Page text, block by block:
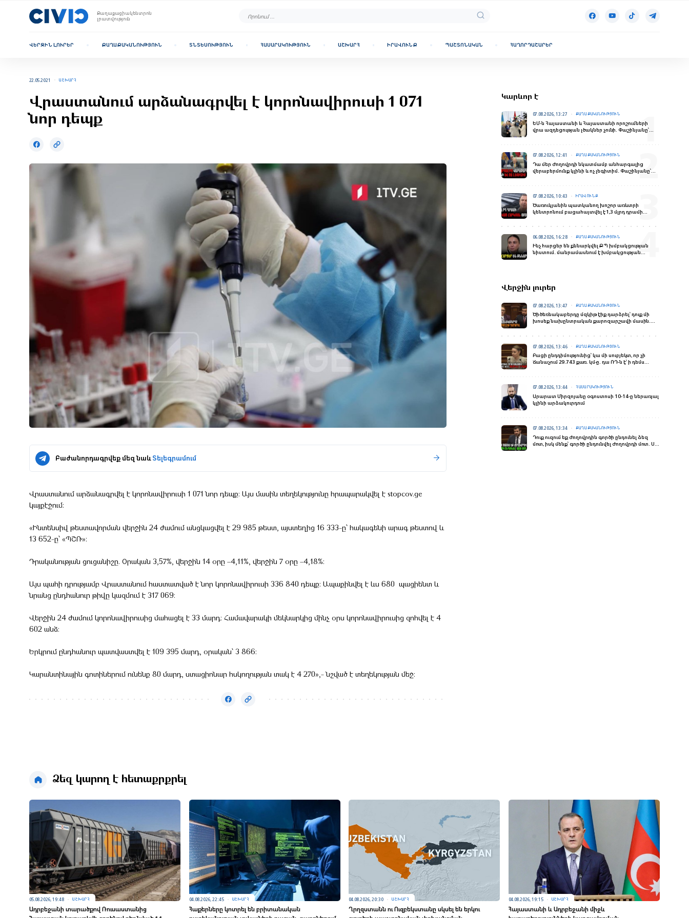
Քաղաքացիակենտրոն
լրատվություն
ՎԵՐՋԻՆ ԼՈՒՐԵՐ ՔԱՂԱՔԱԿԱՆՈՒԹՅՈՒՆ ՏՆՏԵՍՈՒԹՅՈՒՆ ՀԱՍԱՐԱԿՈՒԹՅՈՒՆ ԱՇԽԱՐՀ ԻՐԱՎՈՒՆՔ ՊԱՇՏՈՆԱԿԱՆ ՀԱՂՈՐԴԱՇԱՐԵՐ
22.05.2021 ԱՇԽԱՐՀ
Վրաստանում արձանագրվել է կորոնավիրուսի 1 071
նոր դեպք
Բաժանորդագրվեք մեզ նաևՏելեգրամում
Վրաստանում արձանագրվել է կորոնավիրուսի 1 071 նոր դեպք: Այս մասին տեղեկությունը հրապարակվել է stopcov.ge
կայքէջում:
«Ինտենսիվ թեստավորման վերջին 24 ժամում անցկացվել է 29 985 թեստ, այստեղից 16 333-ը՝ հակագենի արագ թեստով և
13 652-ը՝ «ՊՇՌ»:
Դրականության ցուցանիշը. Օրական 3,57%, վերջին 14 օրը –4,11%, վերջին 7 օրը –4,18%:
Այս պահի դրությամբ Վրաստանում հաստատված է նոր կորոնավիրուսի 336 840 դեպք: Ապաքինվել է ևս 680 պացիենտ և
նրանց ընդհանուր թիվը կազմում է 317 069:
Վերջին 24 ժամում կորոնավիրուսից մահացել է 33 մարդ: Համավարակի մեկնարկից մինչ օրս կորոնավիրուսից զոհվել է 4
602 անձ:
Երկրում ընդհանուր պատվաստվել է 109 395 մարդ, օրական՝ 3 866:
Կարանտինային գոտիներում ունենք 80 մարդ, ստացիոնար հսկողության տակ է 4 270»,- նշված է տեղեկության մեջ:
Կարևոր է
07.08.2026, 13:27 ՔԱՂԱՔԱԿԱՆՈՒԹՅՈՒՆ
ԵՄ-ն Հայաստանի և Հայաստանի որոշումների
վրա ազդեցության լծակներ չունի. Փաշինյանը՝
07.08.2026, 12:41 ՔԱՂԱՔԱԿԱՆՈՒԹՅՈՒՆ
Դա մեր ժողովրդի նկատմամբ անհարգալից
վերաբերմունք կլինի և ոչ լեգիտիմ․ Փաշինյանը՝
07.08.2026, 10:43 ԻՐԱՎՈՒՆՔ
Ծառուկյանին պատկանող խոշոր առևտրի
կենտրոնում բացահայտվել է 1,3 մլրդ դրամի
06.08.2026, 16:28 ՔԱՂԱՔԱԿԱՆՈՒԹՅՈՒՆ
Ինչ հարցեր են քննարկվել ՔՊ խմբակցության
նիստում․ մանրամասնում է խմբակցության
Վերջին լուրեր
07.08.2026, 13:47 ՔԱՂԱՔԱԿԱՆՈՒԹՅՈՒՆ
Ծիծեռնակաբերդը մզկիթ էիք դարձրել՝ դուք մի
խոսեք նախընտրական քարոզարշավի մասին.
07.08.2026, 13:46 ՔԱՂԱՔԱԿԱՆՈՒԹՅՈՒՆ
Բացի ընդդիմությունից՝ կա մի սուբյեկտ, որ չի
ճանաչում 29.743 քառ. կմ-ը. դա ՌԴ-ն է՝ ի դեմս
07.08.2026, 13:44 ՀԱՍԱՐԱԿՈՒԹՅՈՒՆ
Արարատ Միրզոյանը օգոստոսի 10-14-ը ներառյալ
կլինի արձակուրդում
07.08.2026, 13:34 ՔԱՂԱՔԱԿԱՆՈՒԹՅՈՒՆ
Դուք ուզում եք ժողովրդին գործի ընդունել ձեզ
մոտ, իսկ մենք՝ գործի ընդունվել ժողովրդի մոտ. Սա
Ձեզ կարող է հետաքրքրել
05.08.2026, 19:48 ԱՇԽԱՐՀ
Ադրբեջանի տարածքով Ռուսաստանից
04.08.2026, 22:45 ԱՇԽԱՐՀ
Հաքերները կոտրել են բրիտանական
04.08.2026, 20:30 ԱՇԽԱՐՀ
Ղրղզստանն ու Ուզբեկստանը սկսել են երկու
04.08.2026, 19:15 ԱՇԽԱՐՀ
Հայաստանի և Ադրբեջանի միջև